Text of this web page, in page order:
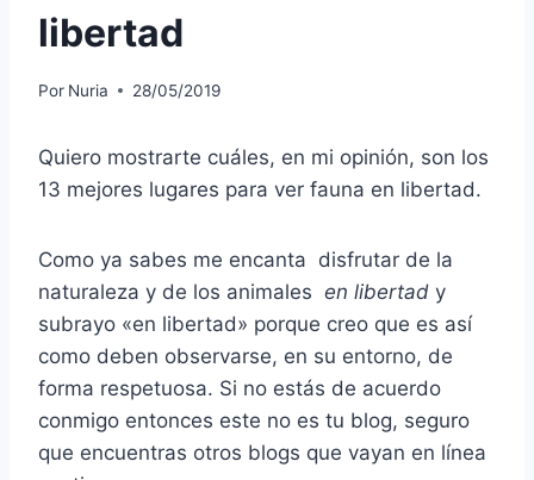
libertad
Por Nuria 28/05/2019
Quiero mostrarte cuáles, en mi opinión, son los
13 mejores lugares para ver fauna en libertad.
Como ya sabes me encanta disfrutar de la
naturaleza y de los animales en libertad y
subrayo «en libertad» porque creo que es así
como deben observarse, en su entorno, de
forma respetuosa. Si no estás de acuerdo
conmigo entonces este no es tu blog, seguro
que encuentras otros blogs que vayan en línea